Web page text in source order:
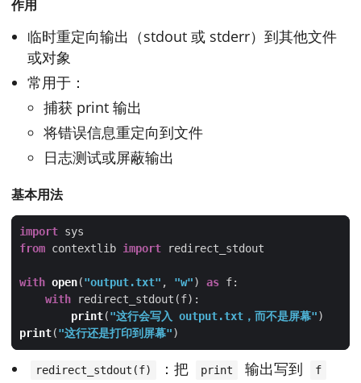
作用
临时重定向输出（stdout 或 stderr）到其他文件
或对象
常用于：
捕获 print 输出
将错误信息重定向到文件
日志测试或屏蔽输出
基本用法
import
from contextlib import
with open("output.txt" , "w") as
with
print("这行会写入 output.txt，而不是屏幕"
print("这行还是打印到屏幕"
redirect_stdout(f) ：把 print 输出写到
f